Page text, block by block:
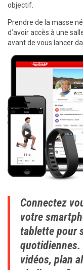
objectif.
Prendre de la masse
d’avoir accès à une
avant de vous lancer
Connectez
votre
tablette pour
vidéos, plan